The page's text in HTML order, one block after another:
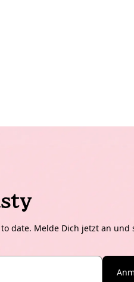
date. Melde Dich jetzt an und